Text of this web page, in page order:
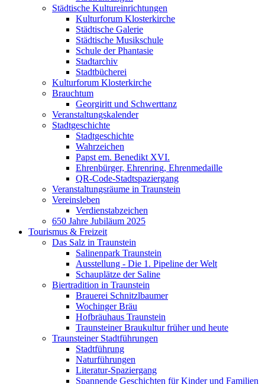
Städtische Kultureinrichtungen
Kulturforum Klosterkirche
Städtische Galerie
Städtische Musikschule
Schule der Phantasie
Stadtarchiv
Stadtbücherei
Kulturforum Klosterkirche
Brauchtum
Georgiritt und Schwerttanz
Veranstaltungskalender
Stadtgeschichte
Stadtgeschichte
Wahrzeichen
Papst em. Benedikt XVI.
Ehrenbürger, Ehrenring, Ehrenmedaille
QR-Code-Stadtspaziergang
Veranstaltungsräume in Traunstein
Vereinsleben
Verdienstabzeichen
650 Jahre Jubiläum 2025
Tourismus & Freizeit
Das Salz in Traunstein
Salinenpark Traunstein
Ausstellung - Die 1. Pipeline der Welt
Schauplätze der Saline
Biertradition in Traunstein
Brauerei Schnitzlbaumer
Wochinger Bräu
Hofbräuhaus Traunstein
Traunsteiner Braukultur früher und heute
Traunsteiner Stadtführungen
Stadtführung
Naturführungen
Literatur-Spaziergang
Spannende Geschichten für Kinder und Familien